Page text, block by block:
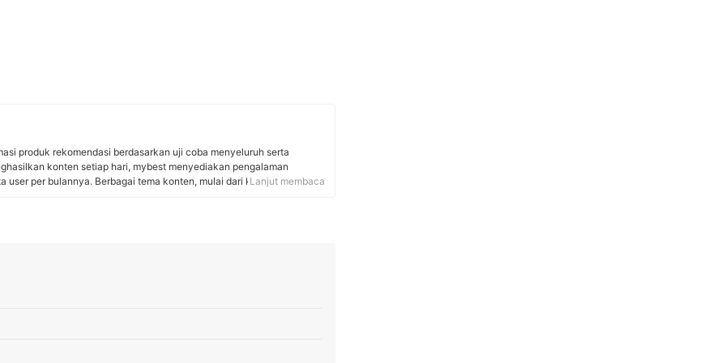
produk rekomendasi berdasarkan uji coba menyeluruh serta
konten setiap hari, mybest menyediakan pengalaman
user per bulannya. Berbagai tema konten, mulai dari kosmetik,
Lanjut membaca